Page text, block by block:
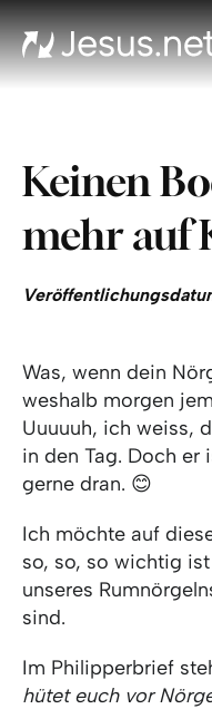
Keinen
mehr auf
Was, wenn dein
weshalb morgen
Uuuuuh, ich weiss,
in den Tag. Doch
gerne dran. 😊
Ich möchte auf
so, so, so wichtig
unseres
sind.
Im Philipperbrief
hütet euch vor